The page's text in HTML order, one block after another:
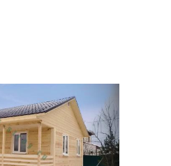
Крыша на гараже